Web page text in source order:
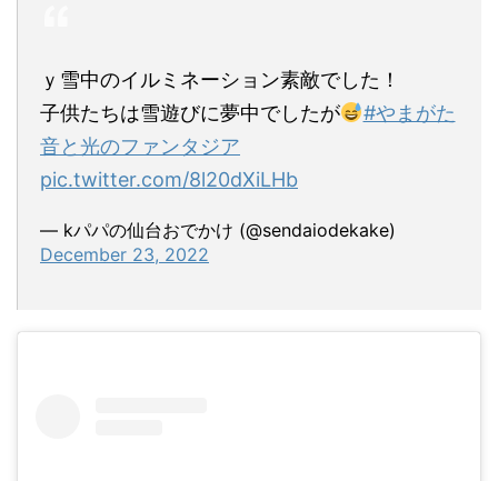
ｙ雪中のイルミネーション素敵でした！
子供たちは雪遊びに夢中でしたが
#やまがた
音と光のファンタジア
pic.twitter.com/8l20dXiLHb
— kパパの仙台おでかけ (@sendaiodekake)
December 23, 2022